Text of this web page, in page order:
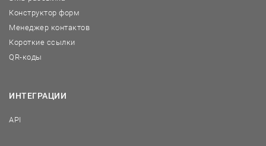
Конструктор форм
Менеджер контактов
Короткие ссылки
QR-коды
ИНТЕГРАЦИИ
API